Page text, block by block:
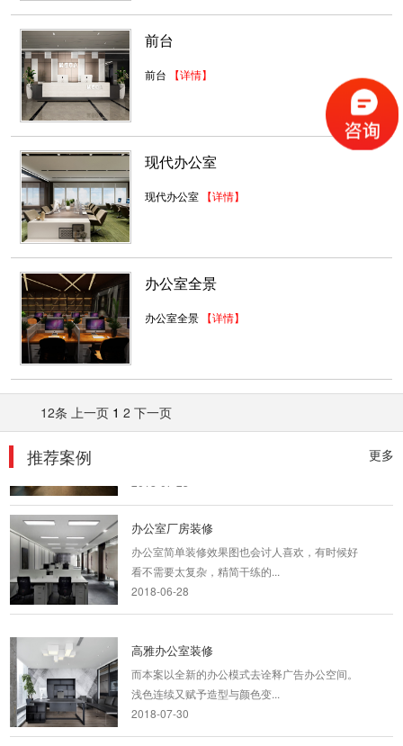
前台
前台 【详情】
现代办公室
现代办公室 【详情】
办公室全景
办公室全景 【详情】
12条 上一页 1 2 下一页
更多
推荐案例
2018-07-30
办公室的墙壁装饰装修理念内部·独特的冲孔铝板
2018-07-30
深圳写字楼办公室装修
2018-07-30
顶级办公室装修_创业学院
办公室厂房装修
办公室简单装修效果图也会讨人喜欢，有时候好
看不需要太复杂，精简干练的...
2018-06-28
高雅办公室装修
而本案以全新的办公模式去诠释广告办公空间。
浅色连续又赋予造型与颜色变...
2018-07-30